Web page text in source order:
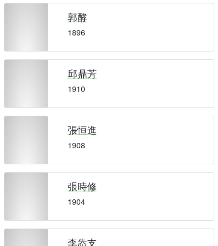
郭酵
1896
邱鼎芳
1910
張恒進
1908
張時修
1904
李怣支